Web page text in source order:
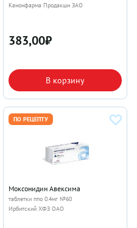
Канонфарма Продакшн ЗАО
383,00₽
В корзину
ПО РЕЦЕПТУ
Моксонидин Авексима
таблетки ппо 0.4мг №60
Ирбитский ХФЗ ОАО